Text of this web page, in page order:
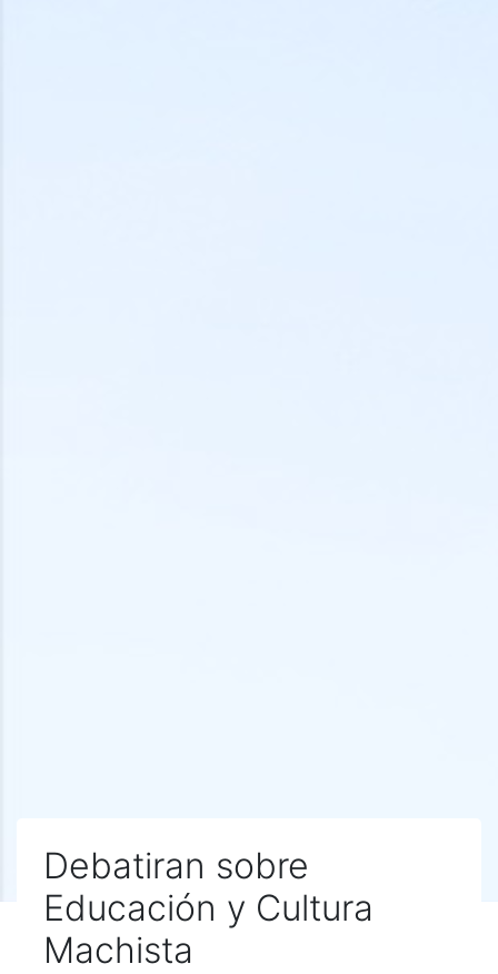
Debatiran sobre
Educación y Cultura
Machista